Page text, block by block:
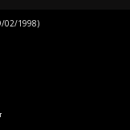
02/1998)